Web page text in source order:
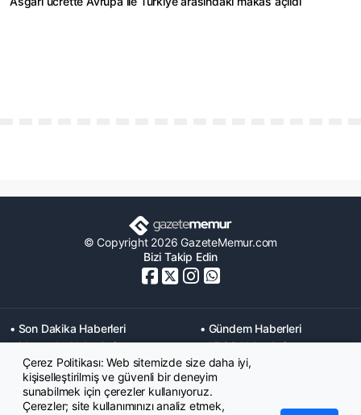
© Copyright 2026 GazeteMemur.com
Bizi Takip Edin
• Son Dakika Haberleri
• Gündem Haberleri
• Memurlar Haberleri
• KPSS Haberleri
• Ekonomi Haberleri
• Eğitim Haberleri
• Yaşam Haberleri
• Maaş Verileri Haberleri
• Mahkeme Kararları
Çerez Politikası: Web sitemizde size daha iyi,
kişiselleştirilmiş ve güvenli bir deneyim
sunabilmek için çerezler kullanıyoruz.
Çerezler; site kullanımınızı analiz etmek,